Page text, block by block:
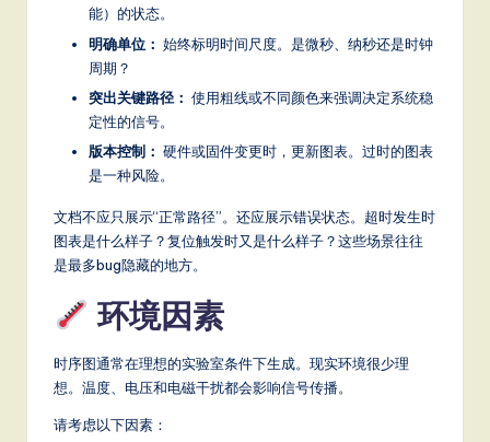
能）的状态。
明确单位： 始终标明时间尺度。是微秒、纳秒还是时钟
周期？
突出关键路径： 使用粗线或不同颜色来强调决定系统稳
定性的信号。
版本控制： 硬件或固件变更时，更新图表。过时的图表
是一种风险。
文档不应只展示“正常路径”。还应展示错误状态。超时发生时
图表是什么样子？复位触发时又是什么样子？这些场景往往
是最多bug隐藏的地方。
环境因素
时序图通常在理想的实验室条件下生成。现实环境很少理
想。温度、电压和电磁干扰都会影响信号传播。
请考虑以下因素：